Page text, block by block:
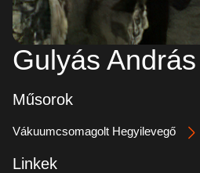
Gulyás András
Műsorok
Vákuumcsomagolt Hegyilevegő
Linkek